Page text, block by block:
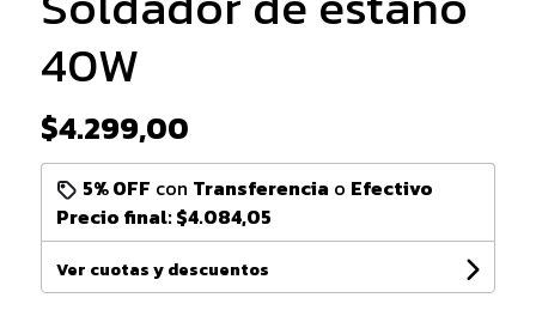
40W
$4.299,00
5% OFF con Transferencia o Efectivo
Precio final:$4.084,05
Ver cuotas y descuentos